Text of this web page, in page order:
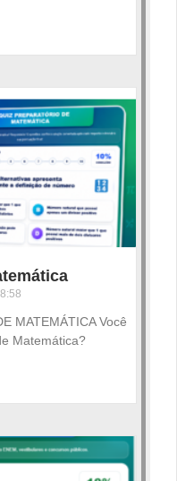
MATEMÁTICA Você
Matemática?